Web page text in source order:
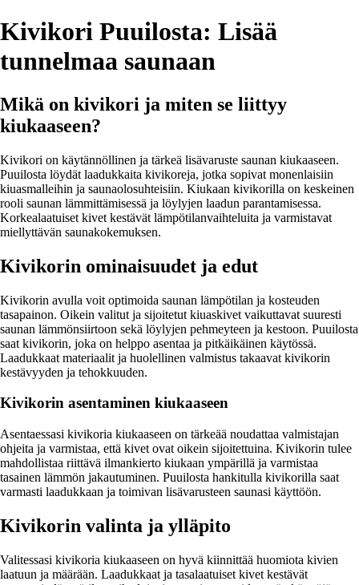
Kivikori Puuilosta: Lisää
tunnelmaa saunaan
Mikä on kivikori ja miten se liittyy
kiukaaseen?
Kivikori on käytännöllinen ja tärkeä lisävaruste saunan kiukaaseen.
Puuilosta löydät laadukkaita kivikoreja, jotka sopivat monenlaisiin
kiuasmalleihin ja saunaolosuhteisiin. Kiukaan kivikorilla on keskeinen
rooli saunan lämmittämisessä ja löylyjen laadun parantamisessa.
Korkealaatuiset kivet kestävät lämpötilanvaihteluita ja varmistavat
miellyttävän saunakokemuksen.
Kivikorin ominaisuudet ja edut
Kivikorin avulla voit optimoida saunan lämpötilan ja kosteuden
tasapainon. Oikein valitut ja sijoitetut kiuaskivet vaikuttavat suuresti
saunan lämmönsiirtoon sekä löylyjen pehmeyteen ja kestoon. Puuilosta
saat kivikorin, joka on helppo asentaa ja pitkäikäinen käytössä.
Laadukkaat materiaalit ja huolellinen valmistus takaavat kivikorin
kestävyyden ja tehokkuuden.
Kivikorin asentaminen kiukaaseen
Asentaessasi kivikoria kiukaaseen on tärkeää noudattaa valmistajan
ohjeita ja varmistaa, että kivet ovat oikein sijoitettuina. Kivikorin tulee
mahdollistaa riittävä ilmankierto kiukaan ympärillä ja varmistaa
tasainen lämmön jakautuminen. Puuilosta hankitulla kivikorilla saat
varmasti laadukkaan ja toimivan lisävarusteen saunasi käyttöön.
Kivikorin valinta ja ylläpito
Valitessasi kivikoria kiukaaseen on hyvä kiinnittää huomiota kivien
laatuun ja määrään. Laadukkaat ja tasalaatuiset kivet kestävät